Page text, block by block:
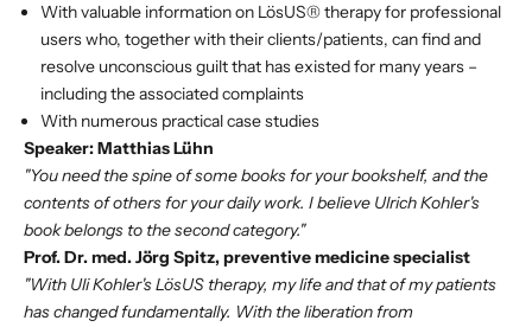
With valuable information on LösUS® therapy for professional
users who, together with their clients/patients, can find and
resolve unconscious guilt that has existed for many years –
including the associated complaints
With numerous practical case studies
Speaker: Matthias Lühn
"You need the spine of some books for your bookshelf, and the
contents of others for your daily work. I believe Ulrich Kohler's
book belongs to the second category."
Prof. Dr. med. Jörg Spitz, preventive medicine specialist
"With Uli Kohler's LösUS therapy, my life and that of my patients
has changed fundamentally. With the liberation from